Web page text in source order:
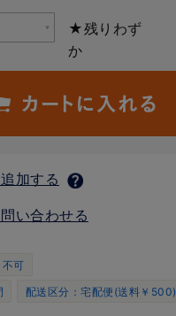
★残りわず
か
加する
い合わせる
可
配送区分：宅配便(送料￥500)